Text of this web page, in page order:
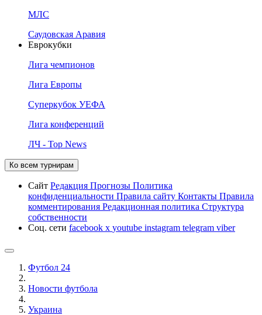
МЛС
Саудовская Аравия
Еврокубки
Лига чемпионов
Лига Европы
Суперкубок УЕФА
Лига конференций
ЛЧ - Top News
Ко всем турнирам
Сайт Редакция Прогнозы Политика
конфиденциальности Правила сайту Контакты Правила
комментирования Редакционная политика Структура
собственности
Соц. сети facebook x youtube instagram telegram viber
Футбол 24
Новости футбола
Украина